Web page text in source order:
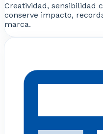
Creatividad, sensibilidad
conserve impacto,
marca.